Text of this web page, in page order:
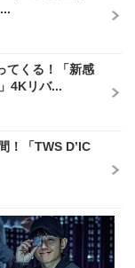
てくる！「新感
4Kリバ...
！「TWS D’IC